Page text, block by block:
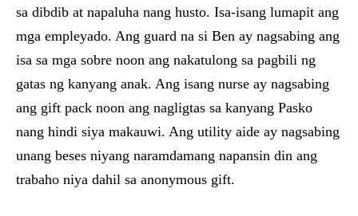
sa dibdib at napaluha nang husto. Isa-isang lumapit ang
mga empleyado. Ang guard na si Ben ay nagsabing ang
isa sa mga sobre noon ang nakatulong sa pagbili ng
gatas ng kanyang anak. Ang isang nurse ay nagsabing
ang gift pack noon ang nagligtas sa kanyang Pasko
nang hindi siya makauwi. Ang utility aide ay nagsabing
unang beses niyang naramdamang napansin din ang
trabaho niya dahil sa anonymous gift.